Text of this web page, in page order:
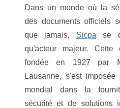
Dans un monde où la
des documents officiels
que jamais, Sicpa se
qu'acteur majeur. Cette
fondée en 1927 par
Lausanne, s'est
mondial dans la
sécurité et de solutions